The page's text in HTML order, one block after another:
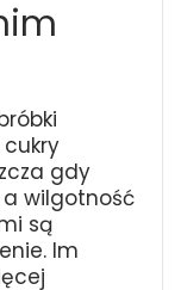
gdy
a wilgotność
są
Im